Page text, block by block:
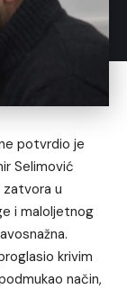
potvrdio je
Selimović
u
i maloljetnog
krivim
način,